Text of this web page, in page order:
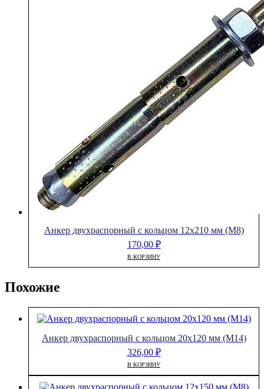
Анкер двухраспорный с кольцом 12х210 мм (М8)
170,00 ₽
В КОРЗИНУ
Похожие
Анкер двухраспорный с кольцом 20х120 мм (М14)
326,00 ₽
В КОРЗИНУ